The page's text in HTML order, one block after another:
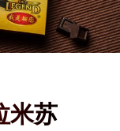
米苏